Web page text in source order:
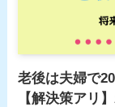
老後は夫婦で
【解決策アリ